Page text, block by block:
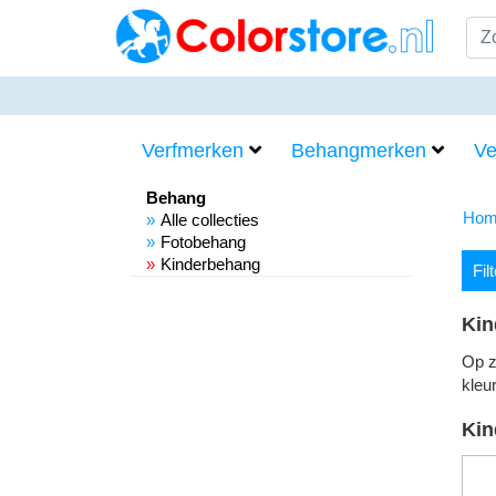
Verfmerken Behangmerken
Behang
Alle collecties
Fotobehang
Kinderbehang
Op